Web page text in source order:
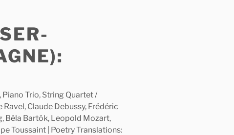
Trio, String Quartet /
Claude Debussy, Frédéric
Béla Bartók, Leopold Mozart,
Toussaint | Poetry Translations: